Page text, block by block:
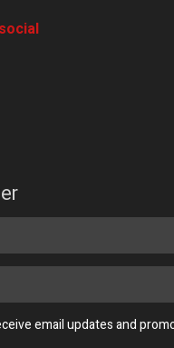
email updates and